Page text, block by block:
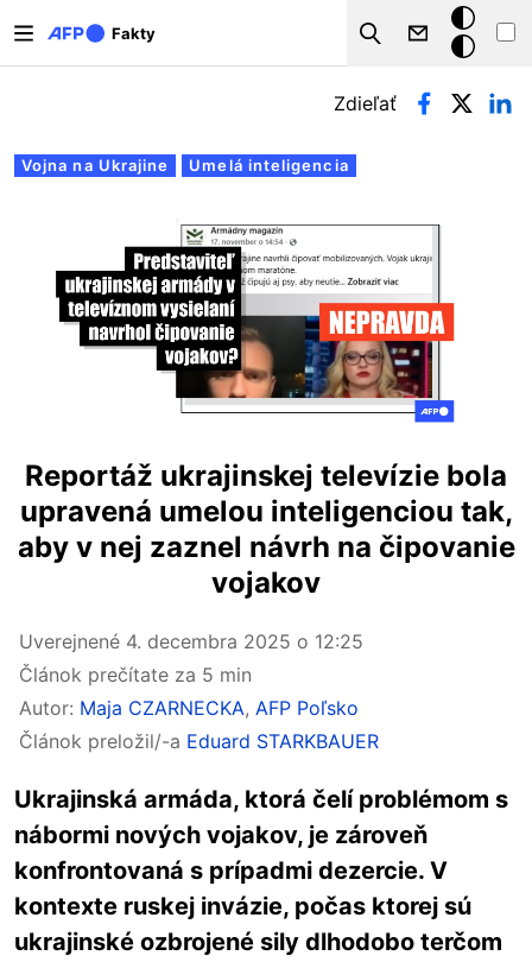
Fakty
Search
Tmavý
režim
Primárne karty
Vojna na Ukrajine Umelá inteligencia
Zdieľať
Reportáž ukrajinskej televízie bola
upravená umelou inteligenciou tak,
aby v nej zaznel návrh na čipovanie
vojakov
Uverejnené 4. decembra 2025 o 12:25
Článok prečítate za 5 min
Autor: Maja CZARNECKA, AFP Poľsko
Článok preložil/-a Eduard STARKBAUER
Ukrajinská armáda, ktorá čelí problémom s
nábormi nových vojakov, je zároveň
konfrontovaná s prípadmi dezercie. V
kontexte ruskej invázie, počas ktorej sú
ukrajinské ozbrojené sily dlhodobo terčom